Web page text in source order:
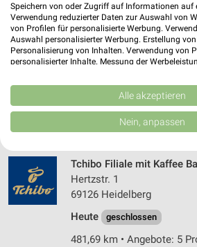
482,54 km • Angebote: 3
Ernsting's family
Hertzstr. 1
geschlossen
Tchibo Filiale mit Kaffee
Hertzstr. 1
69126 Heidelberg
Heute
geschlossen
481,69 km • Angebote: 5
Speichern von oder Zugriff auf Informationen auf
Verwendung reduzierter Daten zur Auswahl von
von Profilen für personalisierte Werbung.
Auswahl personalisierter Werbung. Erstellung
Personalisierung von Inhalten. Verwendung von
personalisierter Inhalte. Messung der
Kombinationen von Daten aus verschiedenen
Verbesserung der Angebote. Verwendung
von Inhalten.
Daten können außerhalb der Europäischen Union
Website/App.
Partnerliste anzeigen (1 IAB-Anbieter)
Wir nutzen Ihre Daten für folgende Zwecke:
IAB-Verarbeitungszwecke:
Speichern von oder Zugriff auf
auf einem Endgerät
Alle akzeptieren
Nein, anpassen